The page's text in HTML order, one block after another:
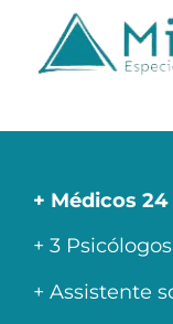
+ Médicos 24
+ 3
+ Assistente